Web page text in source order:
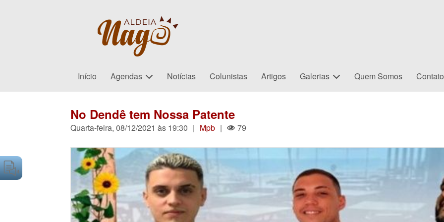
Início Agendas Notícias Colunistas Artigos Galerias Quem Somos Contato
No Dendê tem Nossa Patente
Quarta-feira, 08/12/2021 às 19:30 | Mpb | 79